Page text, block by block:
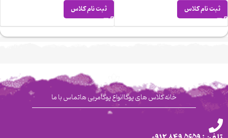
ثبت نام کلاس ثبت نام کلاس
خانهکلاس های یوگاانواع یوگامربی هاتماس با ما